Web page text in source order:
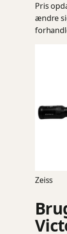
Pris
ændre
Zeiss